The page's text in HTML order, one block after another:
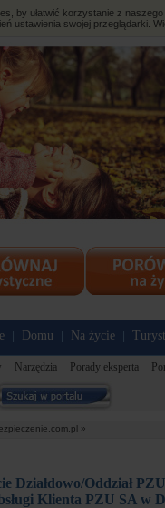
by ułatwić korzystanie z
ustawienia swojej przeglądarki.
Domu Na życie
Narzędzia Porady eksperta
»
Działdowo/Oddział
Klienta PZU SA w